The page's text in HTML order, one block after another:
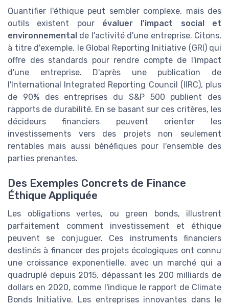
Quantifier l'éthique peut sembler complexe, mais des
outils existent pour évaluer l'impact social et
environnemental de l'activité d'une entreprise. Citons,
à titre d'exemple, le Global Reporting Initiative (GRI) qui
offre des standards pour rendre compte de l'impact
d'une entreprise. D'après une publication de
l'International Integrated Reporting Council (IIRC), plus
de 90% des entreprises du S&P 500 publient des
rapports de durabilité. En se basant sur ces critères, les
décideurs financiers peuvent orienter les
investissements vers des projets non seulement
rentables mais aussi bénéfiques pour l'ensemble des
parties prenantes.
Des Exemples Concrets de Finance
Éthique Appliquée
Les obligations vertes, ou green bonds, illustrent
parfaitement comment investissement et éthique
peuvent se conjuguer. Ces instruments financiers
destinés à financer des projets écologiques ont connu
une croissance exponentielle, avec un marché qui a
quadruplé depuis 2015, dépassant les 200 milliards de
dollars en 2020, comme l'indique le rapport de Climate
Bonds Initiative. Les entreprises innovantes dans le